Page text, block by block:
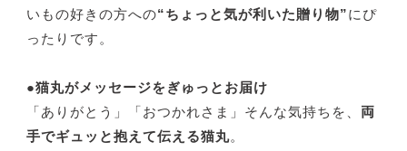
いもの好きの方への“ちょっと気が利いた贈り物”にぴ
ったりです。
●猫丸がメッセージをぎゅっとお届け
「ありがとう」「おつかれさま」そんな気持ちを、 両
手でギュッと抱えて伝える猫丸。